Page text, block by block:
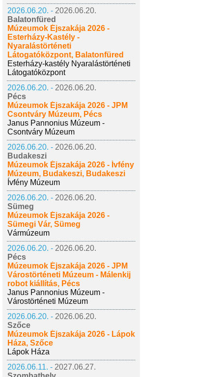
2026.06.20. - 2026.06.20.
Balatonfüred
Múzeumok Éjszakája 2026 -
Esterházy-Kastély -
Nyaralástörténeti
Látogatóközpont, Balatonfüred
Esterházy-kastély Nyaralástörténeti
Látogatóközpont
2026.06.20. - 2026.06.20.
Pécs
Múzeumok Éjszakája 2026 - JPM
Csontváry Múzeum, Pécs
Janus Pannonius Múzeum -
Csontváry Múzeum
2026.06.20. - 2026.06.20.
Budakeszi
Múzeumok Éjszakája 2026 - Ívfény
Múzeum, Budakeszi, Budakeszi
Ívfény Múzeum
2026.06.20. - 2026.06.20.
Sümeg
Múzeumok Éjszakája 2026 -
Sümegi Vár, Sümeg
Vármúzeum
2026.06.20. - 2026.06.20.
Pécs
Múzeumok Éjszakája 2026 - JPM
Várostörténeti Múzeum - Málenkij
robot kiállítás, Pécs
Janus Pannonius Múzeum -
Várostörténeti Múzeum
2026.06.20. - 2026.06.20.
Szőce
Múzeumok Éjszakája 2026 - Lápok
Háza, Szőce
Lápok Háza
2026.06.11. - 2027.06.27.